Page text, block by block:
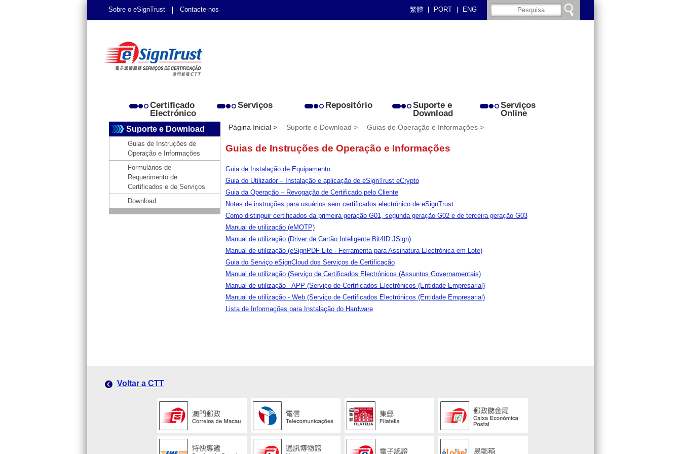
Sobre o eSignTrust Contacte-nos 繁體 PORT ENG
Certificado
Electrónico
Serviços Repositório
Suporte e
Download
Serviços
Online
Suporte e Download
Guias de Instruções de
Operação e Informações
Formulários de
Requerimento de
Certificados e de Serviços
Download
Página Inicial > Suporte e Download > Guias de Operação e Informações >
Guias de Instruções de Operação e Informações
Guia de Instalação de Equipamento
Guia do Utilizador – Instalação e aplicação de eSignTrust eCrypto
Guia da Operação – Revogação de Certificado pelo Cliente
Notas de instruções para usuários sem certificados electrónico de eSignTrust
Como distinguir certificados da primeira geração G01, segunda geração G02 e de terceira geração G03
Manual de utilização (eMOTP)
Manual de utilização (Driver de Cartão Inteligente Bit4ID JSign)
Manual de utilização (eSignPDF Lite - Ferramenta para Assinatura Electrónica em Lote)
Guia do Serviço eSignCloud dos Serviços de Certificação
Manual de utilização (Serviço de Certificados Electrónicos (Assuntos Governamentais)
Manual de utilização - APP (Serviço de Certificados Electrónicos (Entidade Empresarial)
Manual de utilização - Web (Serviço de Certificados Electrónicos (Entidade Empresarial)
Lista de Informações para Instalação do Hardware
Voltar a CTT